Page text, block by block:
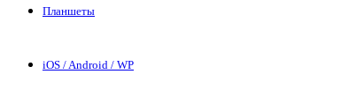
Планшеты
iOS / Android / WP